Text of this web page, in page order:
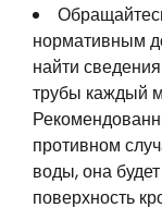
нормативным
найти
трубы каждый
противном
воды, она
поверхность